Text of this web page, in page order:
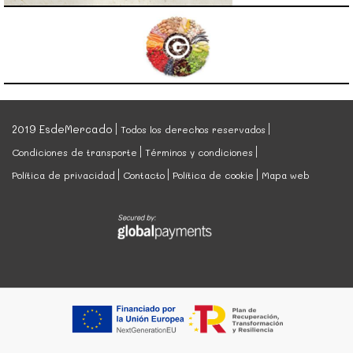
2019 EsdeMercado
Todos los derechos reservados
Condiciones de transporte
Términos y condiciones
Política de privacidad
Contacto Política de cookie Mapa web